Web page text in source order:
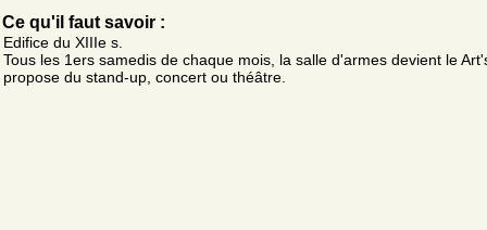
Ce qu'il faut savoir :
Edifice du XIIIe s.
Tous les 1ers samedis de chaque mois, la salle d'armes devient le
propose du stand-up, concert ou théâtre.